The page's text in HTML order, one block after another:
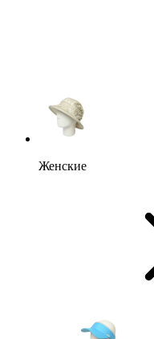
Женские